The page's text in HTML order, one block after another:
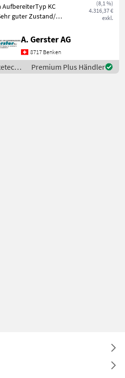
(8,1 %)
4.316,37 €
exkl.
AufbereiterTyp KC
guter Zustand/
Grünland
A. Gerster AG
8717 Benken
/
Premium Plus Händler